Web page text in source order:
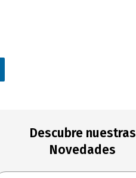
Descubre nuestras
Novedades